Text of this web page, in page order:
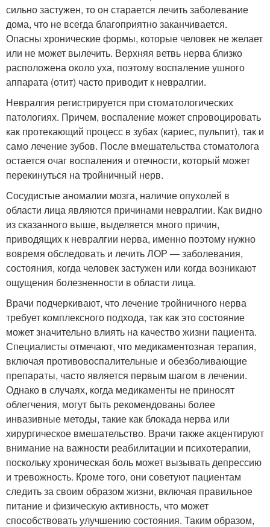
сильно застужен, то он старается лечить заболевание
дома, что не всегда благоприятно заканчивается.
Опасны хронические формы, которые человек не желает
или не может вылечить. Верхняя ветвь нерва близко
расположена около уха, поэтому воспаление ушного
аппарата (отит) часто приводит к невралгии.
Невралгия регистрируется при стоматологических
патологиях. Причем, воспаление может спровоцировать
как протекающий процесс в зубах (кариес, пульпит), так и
само лечение зубов. После вмешательства стоматолога
остается очаг воспаления и отечности, который может
перекинуться на тройничный нерв.
Сосудистые аномалии мозга, наличие опухолей в
области лица являются причинами невралгии. Как видно
из сказанного выше, выделяется много причин,
приводящих к невралгии нерва, именно поэтому нужно
вовремя обследовать и лечить ЛОР — заболевания,
состояния, когда человек застужен или когда возникают
ощущения болезненности в области лица.
Врачи подчеркивают, что лечение тройничного нерва
требует комплексного подхода, так как это состояние
может значительно влиять на качество жизни пациента.
Специалисты отмечают, что медикаментозная терапия,
включая противовоспалительные и обезболивающие
препараты, часто является первым шагом в лечении.
Однако в случаях, когда медикаменты не приносят
облегчения, могут быть рекомендованы более
инвазивные методы, такие как блокада нерва или
хирургическое вмешательство. Врачи также акцентируют
внимание на важности реабилитации и психотерапии,
поскольку хроническая боль может вызывать депрессию
и тревожность. Кроме того, они советуют пациентам
следить за своим образом жизни, включая правильное
питание и физическую активность, что может
способствовать улучшению состояния. Таким образом,